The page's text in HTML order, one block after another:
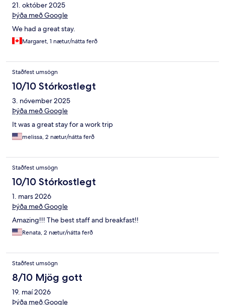
21. október 2025
Þýða með Google
We had a great stay.
Margaret, 1 nætur/nátta ferð
Staðfest umsögn
10/10 Stórkostlegt
3. nóvember 2025
Þýða með Google
It was a great stay for a work trip
melissa, 2 nætur/nátta ferð
Staðfest umsögn
10/10 Stórkostlegt
1. mars 2026
Þýða með Google
Amazing!!! The best staff and breakfast!!
Renata, 2 nætur/nátta ferð
Staðfest umsögn
8/10 Mjög gott
19. maí 2026
Þýða með Google